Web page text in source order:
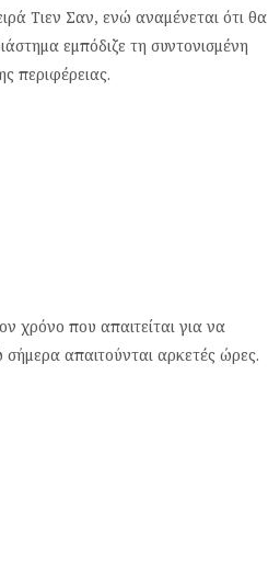
Τιεν Σαν, ενώ αναμένεται ότι θα
εμπόδιζε τη συντονισμένη
περιφέρειας.
χρόνο που απαιτείται για να
απαιτούνται αρκετές ώρες.